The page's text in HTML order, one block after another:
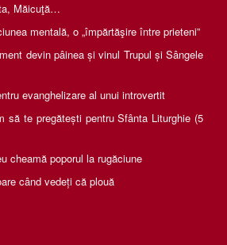
Măicuţă…
mentală, o „împărtăşire între prieteni”
devin pâinea și vinul Trupul și Sângele
evanghelizare al unui introvertit
să te pregătești pentru Sfânta Liturghie (5
cheamă poporul la rugăciune
când vedeți că plouă